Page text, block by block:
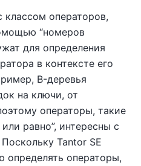
классом операторов,
“номеров
для определения
в контексте его
B-деревья
на ключи, от
операторы, такие
равно”, интересны с
Tantor SE
определять операторы,